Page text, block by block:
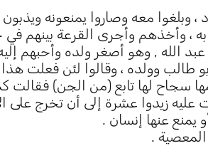
، وبلغوا معه وصاروا يمنعونه
، وأخذهم وأجرى القرعة بينهم
الله , وهو أصغر ولده وأحبهم
طالب وولده ، وقالوا لئن فعلت
سجاح لها تابع (من الجن) فقالت
زيدوا عشرة إلى أن تخرج على
عنها إنسان .
.